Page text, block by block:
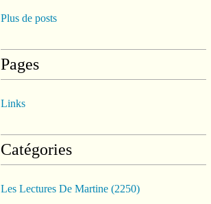
Plus de posts
Pages
Links
Catégories
Les Lectures De Martine (2250)